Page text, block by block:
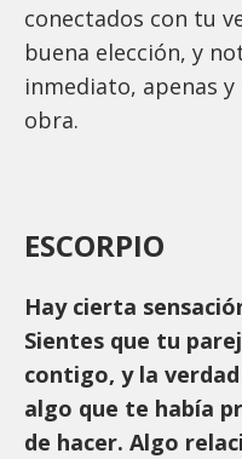
conectados con tu
buena elección, y
inmediato, apenas
obra.
ESCORPIO
Hay cierta
Sientes que tu
contigo, y la verdad
algo que te había
de hacer. Algo